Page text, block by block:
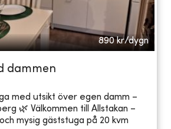
890 kr/dygn
dammen
med utsikt över egen damm –
🌿 Välkommen till Allstakan –
mysig gäststuga på 20 kvm